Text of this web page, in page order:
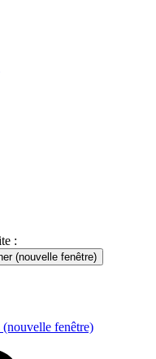
:
(nouvelle fenêtre)
(nouvelle fenêtre)